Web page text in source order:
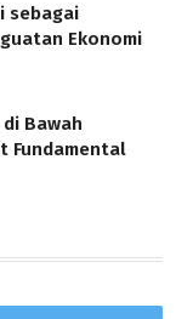
sebagai
Ekonomi
Bawah
Fundamental